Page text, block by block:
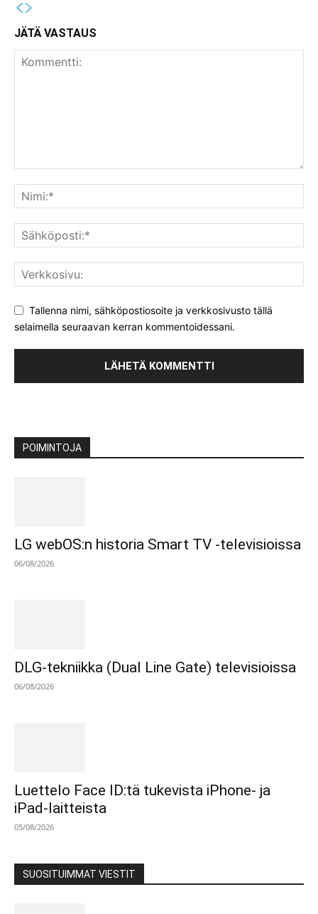
JÄTÄ VASTAUS
Tallenna nimi, sähköpostiosoite ja verkkosivusto tällä
selaimella seuraavan kerran kommentoidessani.
POIMINTOJA
LG webOS:n historia Smart TV -televisioissa
06/08/2026
DLG-tekniikka (Dual Line Gate) televisioissa
06/08/2026
Luettelo Face ID:tä tukevista iPhone- ja
iPad-laitteista
05/08/2026
SUOSITUIMMAT VIESTIT